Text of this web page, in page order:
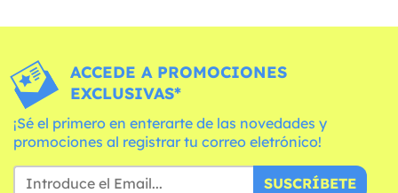
ACCEDE A PROMOCIONES
EXCLUSIVAS*
¡Sé el primero en enterarte de las novedades y
promociones al registrar tu correo eletrónico!
SUSCRÍBETE